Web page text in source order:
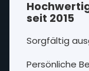
seit 2015
Sorgfältig
Persönliche